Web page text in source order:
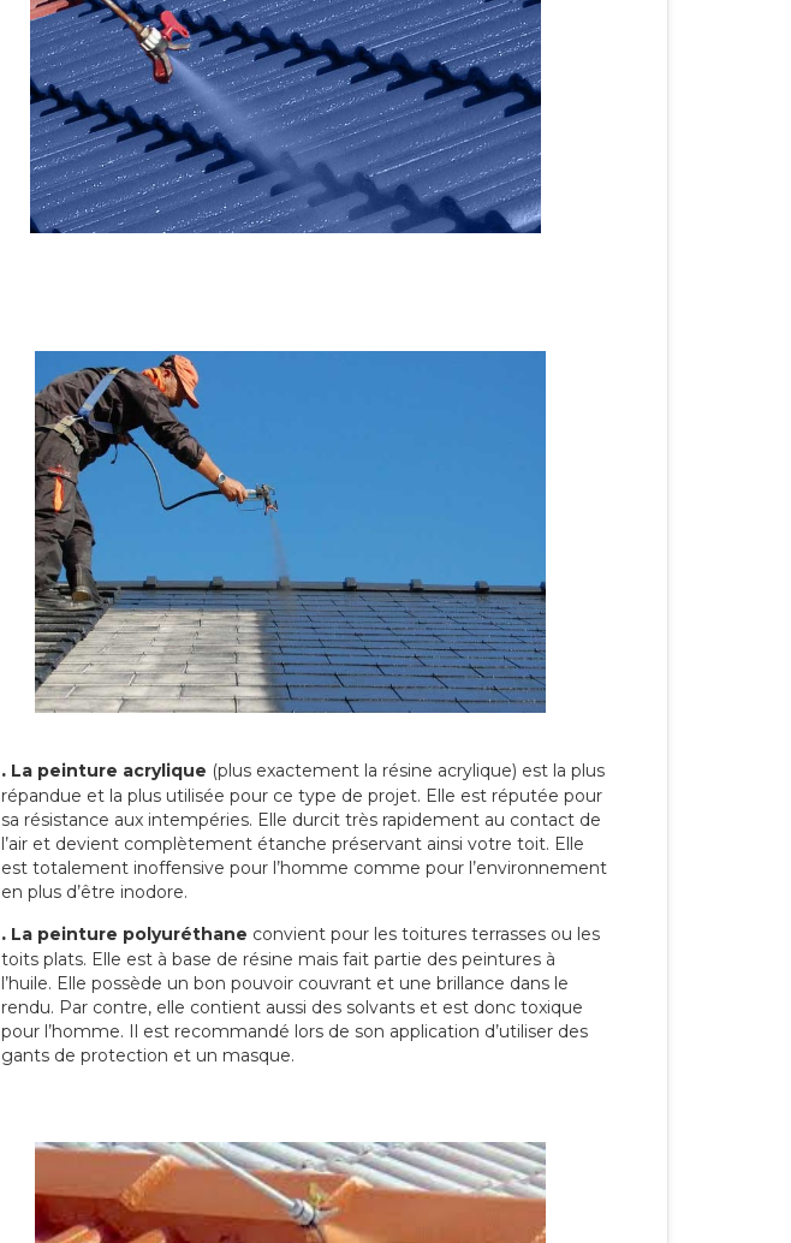
. La peinture acrylique (plus exactement la résine acrylique) est la plus
répandue et la plus utilisée pour ce type de projet. Elle est réputée pour
sa résistance aux intempéries. Elle durcit très rapidement au contact de
l’air et devient complètement étanche préservant ainsi votre toit. Elle
est totalement inoffensive pour l’homme comme pour l’environnement
en plus d’être inodore.
. La peinture polyuréthane convient pour les toitures terrasses ou les
toits plats. Elle est à base de résine mais fait partie des peintures à
l’huile. Elle possède un bon pouvoir couvrant et une brillance dans le
rendu. Par contre, elle contient aussi des solvants et est donc toxique
pour l’homme. Il est recommandé lors de son application d’utiliser des
gants de protection et un masque.